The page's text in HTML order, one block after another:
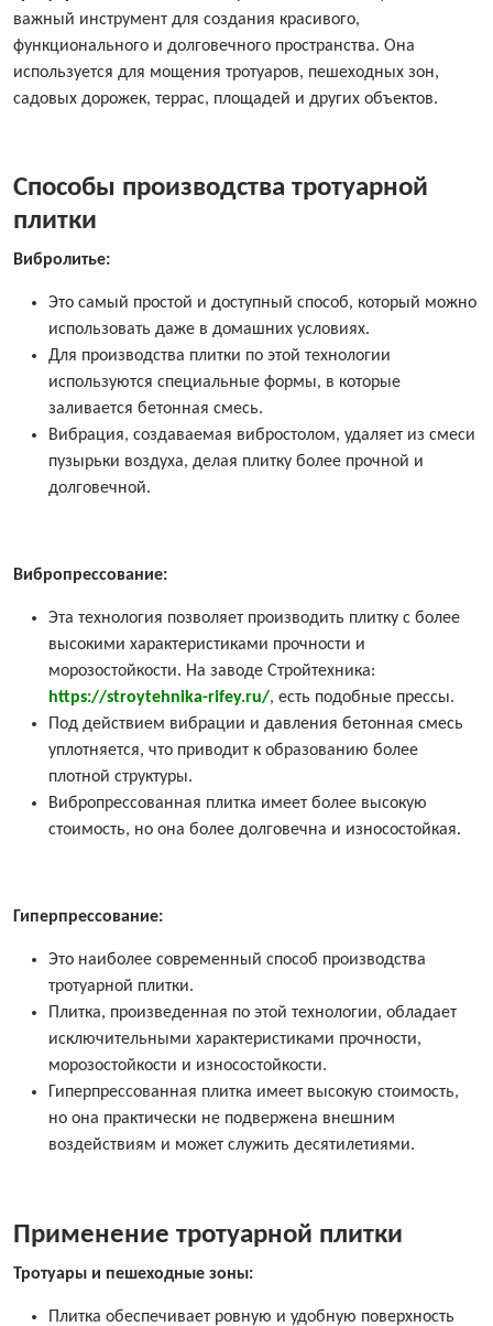
важный инструмент для создания красивого,
функционального и долговечного пространства. Она
используется для мощения тротуаров, пешеходных зон,
садовых дорожек, террас, площадей и других объектов.
Способы производства тротуарной
плитки
Вибролитье:
Это самый простой и доступный способ, который можно
использовать даже в домашних условиях.
Для производства плитки по этой технологии
используются специальные формы, в которые
заливается бетонная смесь.
Вибрация, создаваемая вибростолом, удаляет из смеси
пузырьки воздуха, делая плитку более прочной и
долговечной.
Вибропрессование:
Эта технология позволяет производить плитку с более
высокими характеристиками прочности и
морозостойкости. На заводе Стройтехника:
https://stroytehnika-rifey.ru/, есть подобные прессы.
Под действием вибрации и давления бетонная смесь
уплотняется, что приводит к образованию более
плотной структуры.
Вибропрессованная плитка имеет более высокую
стоимость, но она более долговечна и износостойкая.
Гиперпрессование:
Это наиболее современный способ производства
тротуарной плитки.
Плитка, произведенная по этой технологии, обладает
исключительными характеристиками прочности,
морозостойкости и износостойкости.
Гиперпрессованная плитка имеет высокую стоимость,
но она практически не подвержена внешним
воздействиям и может служить десятилетиями.
Применение тротуарной плитки
Тротуары и пешеходные зоны:
Плитка обеспечивает ровную и удобную поверхность